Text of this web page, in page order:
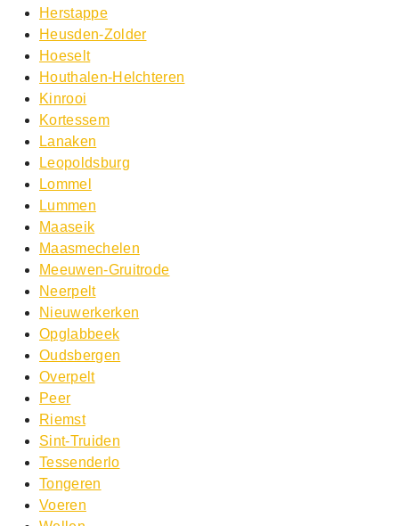
Herstappe
Heusden-Zolder
Hoeselt
Houthalen-Helchteren
Kinrooi
Kortessem
Lanaken
Leopoldsburg
Lommel
Lummen
Maaseik
Maasmechelen
Meeuwen-Gruitrode
Neerpelt
Nieuwerkerken
Opglabbeek
Oudsbergen
Overpelt
Peer
Riemst
Sint-Truiden
Tessenderlo
Tongeren
Voeren